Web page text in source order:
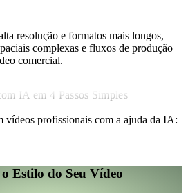
resolução e formatos mais longos,
complexas e fluxos de produção
comercial.
IA em 4 Passos Simples
vídeos profissionais com a ajuda da IA:
Estilo do Seu Vídeo